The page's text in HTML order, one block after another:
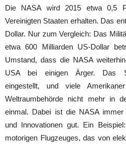
Die NASA wird 2015 etwa 0,5
Vereinigten Staaten erhalten. Das
Dollar. Nur zum Vergleich: Das
etwa 600 Milliarden US-Dollar
Umstand, dass die NASA
USA bei einigen Ärger. Das
eingestellt, und viele
Weltraumbehörde nicht mehr in
einmal. Dabei ist die NASA
und Innovationen gut. Ein
motorigen Flugzeuges, das von